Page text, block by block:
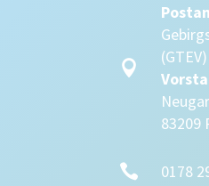

83209
 0178